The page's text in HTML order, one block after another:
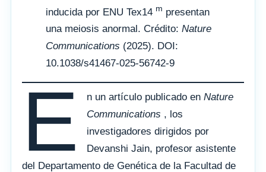
inducida por ENU Tex14 m presentan
una meiosis anormal. Crédito: Nature
Communications (2025). DOI:
10.1038/s41467-025-56742-9
E n un artículo publicado enNature
Communications , los
investigadores dirigidos por
Devanshi Jain, profesor asistente
del Departamento de Genética de la Facultad de